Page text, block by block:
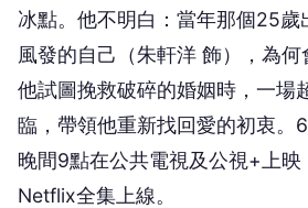
冰點。他不明白：當年那個25歲
風發的自己（朱軒洋 飾），為
他試圖挽救破碎的婚姻時，一場
臨，帶領他重新找回愛的初衷。
晚間9點在公共電視及公視+上
Netflix全集上線。